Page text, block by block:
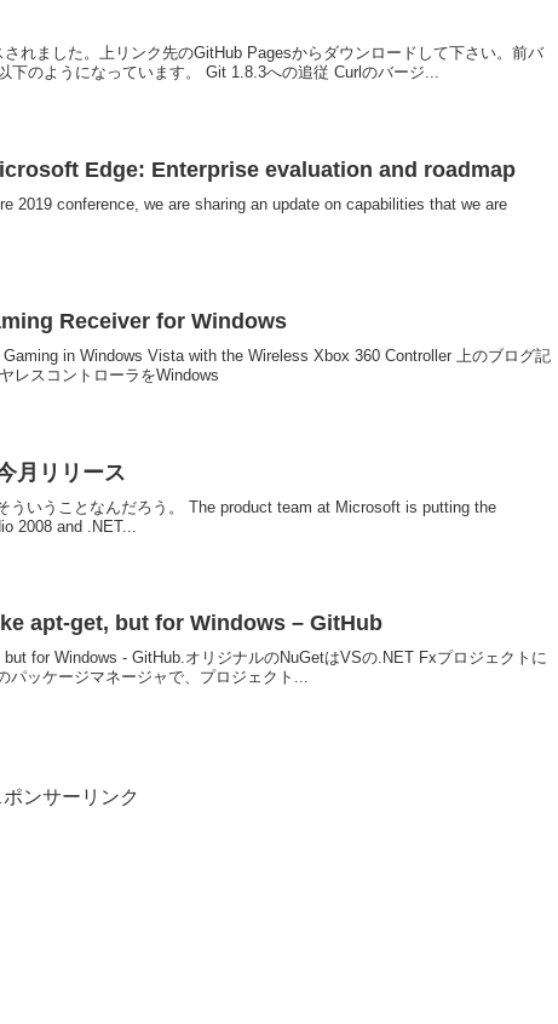
れました。上リンク先のGitHub Pagesからダウンロードして下さい。前バ
下のようになっています。 Git 1.8.3への追従 Curlのバージ...
Edge: Enterprise evaluation and roadmap
2019 conference, we are sharing an update on capabilities that we are
Receiver for Windows
in Windows Vista with the Wireless Xbox 360 Controller 上のブログ記
レスコントローラをWindows
月リリース
ういうことなんだろう。 The product team at Microsoft is putting the
2008 and .NET...
apt-get, but for Windows – GitHub
for Windows - GitHub.オリジナルのNuGetはVSの.NET Fxプロジェクトに
パッケージマネージャで、プロジェクト...
ポンサーリンク